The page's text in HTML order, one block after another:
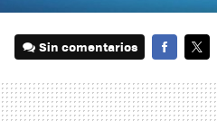
Sin comentarios